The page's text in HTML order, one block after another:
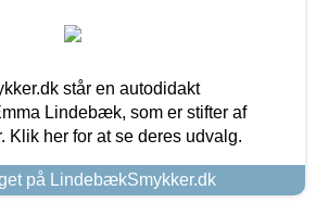
står en autodidakt
Lindebæk, som er stifter af
Klik her for at se deres udvalg.
på LindebækSmykker.dk